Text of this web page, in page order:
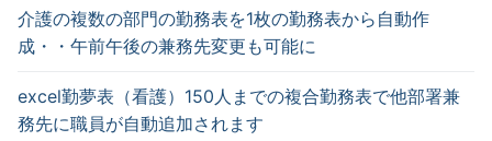
介護の複数の部門の勤務表を1枚の勤務表から自動作
成・・午前午後の兼務先変更も可能に
excel勤夢表（看護）150人までの複合勤務表で他部署兼
務先に職員が自動追加されます